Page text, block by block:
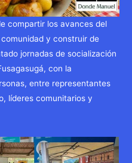
compartir los avances del
y construir de
jornadas de socialización
con la
entre representantes
líderes comunitarios y